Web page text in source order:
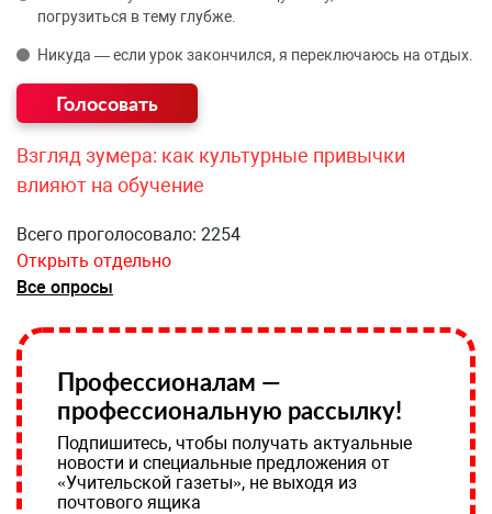
погрузиться в тему глубже.
Никуда — если урок закончился, я переключаюсь на отдых.
Взгляд зумера: как культурные привычки
влияют на обучение
Всего проголосовало: 2254
Открыть отдельно
Все опросы
Профессионалам —
профессиональную рассылку!
Подпишитесь, чтобы получать актуальные
новости и специальные предложения от
«Учительской газеты», не выходя из
почтового ящика